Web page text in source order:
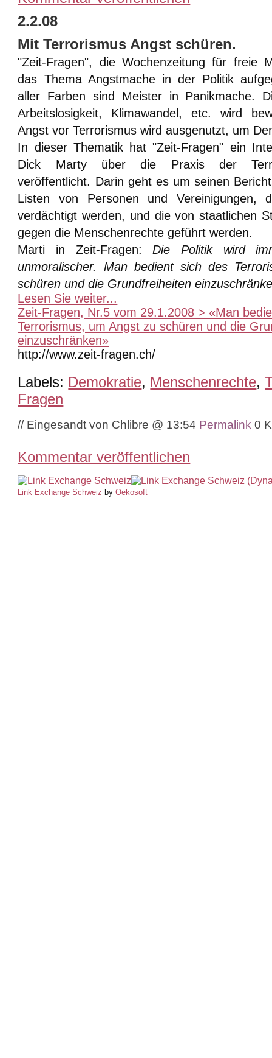
2.2.08
Mit Terrorismus Angst schüren.
"Zeit-Fragen", die Wochenzeitung für freie
das Thema Angstmache in der Politik
aller Farben sind Meister in Panikmache.
Arbeitslosigkeit, Klimawandel, etc. wird
Angst vor Terrorismus wird ausgenutzt, um
In dieser Thematik hat "Zeit-Fragen" ein
Dick Marty über die Praxis der
veröffentlicht. Darin geht es um seinen
Listen von Personen und Vereinigungen,
verdächtigt werden, und die von staatlichen
gegen die Menschenrechte geführt werden.
Marti in Zeit-Fragen:Die Politik wird
unmoralischer. Man bedient sich des
schüren und die Grundfreiheiten
Lesen Sie weiter...
Zeit-Fragen, Nr.5 vom 29.1.2008 > «Man
Terrorismus, um Angst zu schüren und die
einzuschränken»
http://www.zeit-fragen.ch/
Labels: Demokratie, Menschenrechte,
Fragen
// Eingesandt von Chlibre @ 13:54 Permalink 0
Kommentar veröffentlichen
Link Exchange Schweiz byOekosoft